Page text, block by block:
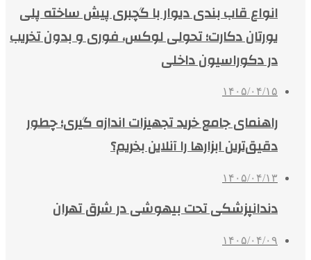
انواع قاب بندی دیوار با گچبری پیش ساخته پلی
یورتان دکارت؛ تحولی لوکس، فوری و بدون تخریب
در دکوراسیون داخلی
۱۴۰۵/۰۴/۱۵
راهنمای جامع خرید تجهیزات اندازه گیری؛ چطور
دقیق‌ترین ابزارها را آنلاین بخریم؟
۱۴۰۵/۰۴/۱۳
دندانپزشکی تحت بیهوشی در شرق تهران
۱۴۰۵/۰۴/۰۹